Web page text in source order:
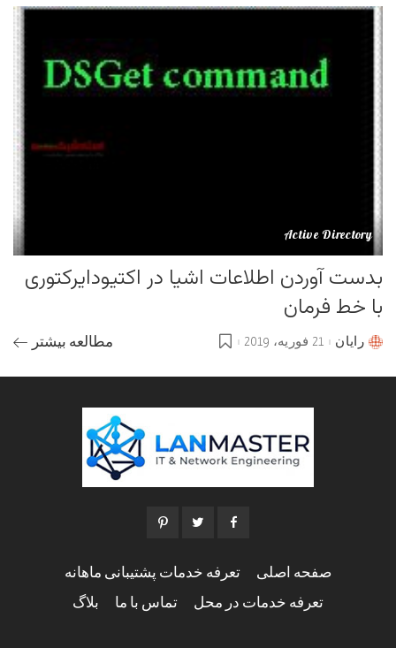
Active Directory
بدست آوردن اطلاعات اشیا در اکتیودایرکتوری
با خط فرمان
Postedرایان 21 فوریه، 2019 مطالعه بیشتر
صفحه اصلی تعرفه خدمات پشتیبانی ماهانه
تعرفه خدمات در محل تماس با ما بلاگ